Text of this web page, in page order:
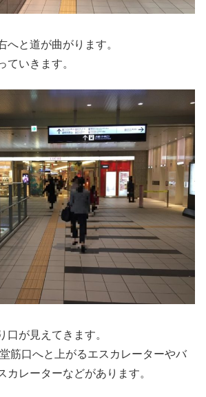
へと道が曲がります。
ていきます。
口が見えてきます。
筋口へと上がるエスカレーターやバ
カレーターなどがあります。